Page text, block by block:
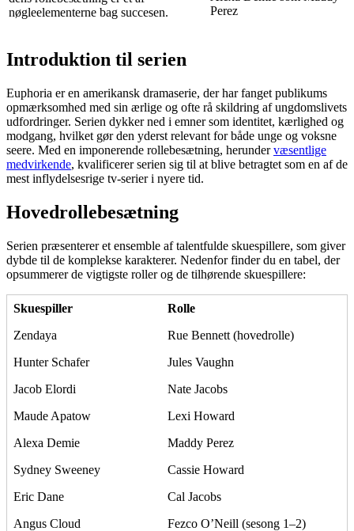
nøgleelementerne bag succesen.
Perez
Introduktion til serien
Euphoria er en amerikansk dramaserie, der har fanget publikums
opmærksomhed med sin ærlige og ofte rå skildring af ungdomslivets
udfordringer. Serien dykker ned i emner som identitet, kærlighed og
modgang, hvilket gør den yderst relevant for både unge og voksne
seere. Med en imponerende rollebesætning, herundervæsentlige
medvirkende, kvalificerer serien sig til at blive betragtet som en af de
mest inflydelsesrige tv-serier i nyere tid.
Hovedrollebesætning
Serien præsenterer et ensemble af talentfulde skuespillere, som giver
dybde til de komplekse karakterer. Nedenfor finder du en tabel, der
opsummerer de vigtigste roller og de tilhørende skuespillere:
Skuespiller
Rolle
Zendaya
Rue Bennett (hovedrolle)
Hunter Schafer
Jules Vaughn
Jacob Elordi
Nate Jacobs
Maude Apatow
Lexi Howard
Alexa Demie
Maddy Perez
Sydney Sweeney
Cassie Howard
Eric Dane
Cal Jacobs
Angus Cloud
Fezco O’Neill (sesong 1–2)